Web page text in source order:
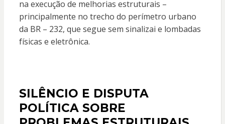
na execução de melhorias estruturais –
principalmente no trecho do perímetro urbano
da BR – 232, que segue sem sinalizai e lombadas
físicas e eletrônica.
SILÊNCIO E DISPUTA
POLÍTICA SOBRE